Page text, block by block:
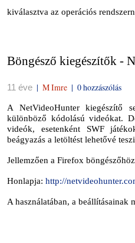
kiválasztva az operációs
Böngésző kiegészítők -
11 éve | M Imre | 0 hozzászólás
A NetVideoHunter kiegészítő
különböző kódolású videókat.
videók, esetenként SWF
beágyazás a letöltést lehetővé
Jellemzően a Firefox
Honlapja: http://
A használatában, a beállításainak